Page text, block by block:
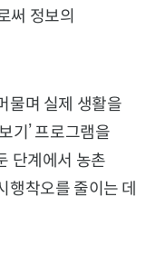
써 정보의
물며 실제 생활을
기’ 프로그램을
단계에서 농촌
행착오를 줄이는 데